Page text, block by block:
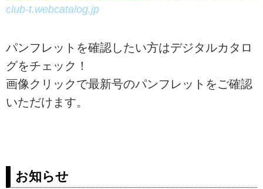
club-t.webcatalog.jp
パンフレットを確認したい方はデジタルカタロ
グをチェック！
画像クリックで最新号のパンフレットをご確認
いただけます。
お知らせ